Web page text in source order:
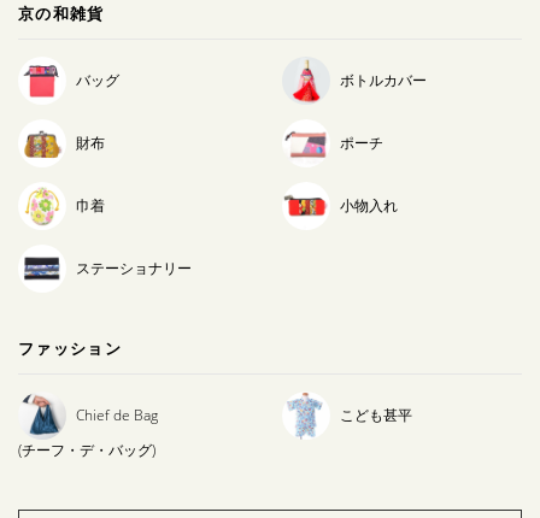
京の和雑貨
バッグ ボトルカバー
財布 ポーチ
巾着 小物入れ
ステーショナリー
ファッション
Chief de Bag
(チーフ・デ・バッグ)
こども甚平